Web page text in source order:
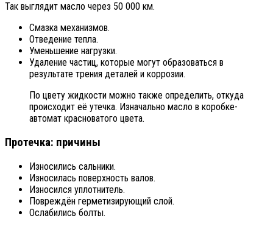
Так выглядит масло через 50 000 км.
Смазка механизмов.
Отведение тепла.
Уменьшение нагрузки.
Удаление частиц, которые могут образоваться в
результате трения деталей и коррозии.
По цвету жидкости можно также определить, откуда
происходит её утечка. Изначально масло в коробке-
автомат красноватого цвета.
Протечка: причины
Износились сальники.
Износилась поверхность валов.
Износился уплотнитель.
Повреждён герметизирующий слой.
Ослабились болты.